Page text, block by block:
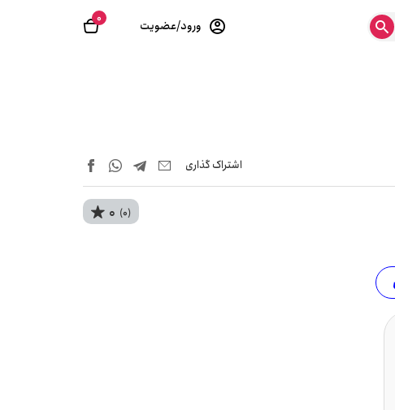
0 ورود/عضویت
اشتراک‌ گذاری
0 (0)